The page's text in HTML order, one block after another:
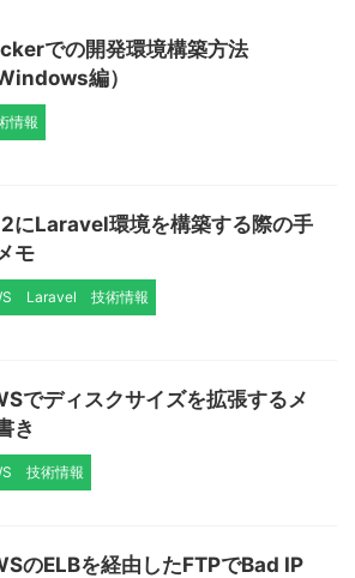
での開発環境構築方法
Windows編）
情報
にLaravel環境を構築する際の手
モ
Laravel 技術情報
でディスクサイズを拡張するメ
き
技術情報
のELBを経由したFTPでBad IP